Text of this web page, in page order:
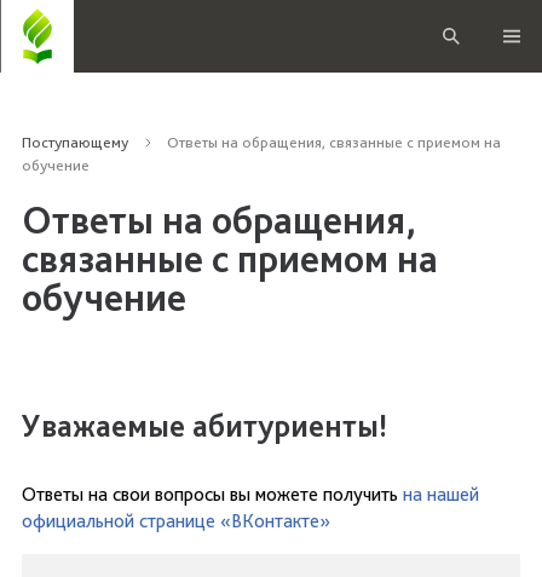
Поступающему
Ответы на обращения, связанные с приемом на
обучение
Ответы на обращения,
связанные с приемом на
обучение
Уважаемые абитуриенты!
Ответы на свои вопросы вы можете получить на нашей
официальной странице «ВКонтакте»